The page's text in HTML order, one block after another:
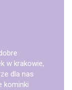
w krakowie,
dla nas
kominki